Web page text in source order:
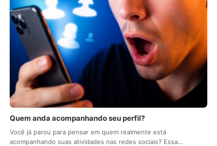
Quem anda acompanhando seu perfil?
Você já parou para pensar em quem realmente está
acompanhando suas atividades nas redes sociais? Essa…